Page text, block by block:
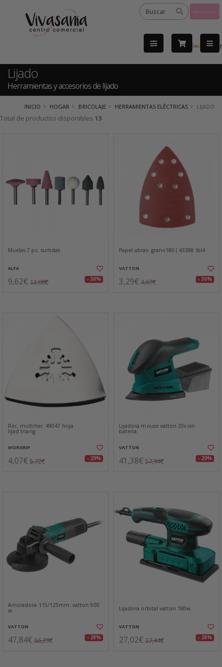
by
Lijado
Herramientas y accesorios de lijado
INICIO HOGAR BRICOLAJE HERRAMIENTAS ELÉCTRICAS LIJADO
Total de productos disponibles 13
Muelas 7 pc. surtidas
ALFA
9,62€ 13,68€ - 30%
Papel abras. grano180 ( 43388 )bl4
VATTON
3,29€ 4,67€ - 30%
Rec. multiher. 49047 hoja
lijad.triang.
WORGRIP
4,07€ 5,72€ - 29%
Lijadora mouse vatton 20v.sin
bateria
VATTON
41,38€ 57,94€ - 29%
Amoladora 115/125mm. vatton 900
w.
VATTON
47,84€ 66,29€ - 28%
Lijadora orbital vatton 180w.
VATTON
27,02€ 37,44€ - 28%